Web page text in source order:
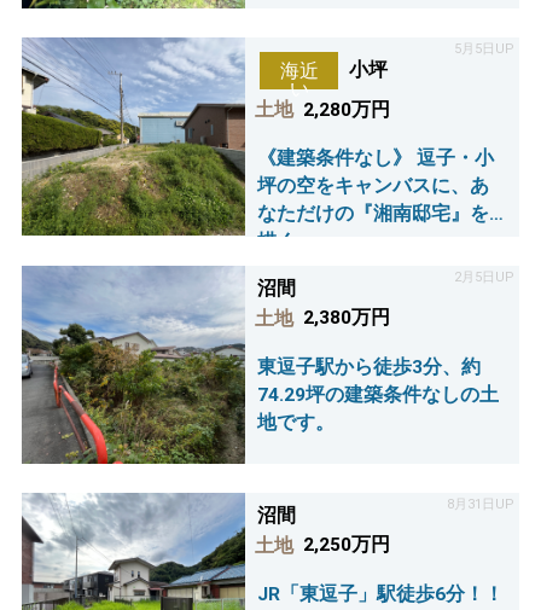
5月5日UP
海近
い
小坪
土地 2,280万円
《建築条件なし》 逗子・小
坪の空をキャンバスに、あ
なただけの『湘南邸宅』を
描く。
2月5日UP
沼間
土地 2,380万円
東逗子駅から徒歩3分、約
74.29坪の建築条件なしの土
地です。
8月31日UP
沼間
土地 2,250万円
JR「東逗子」駅徒歩6分！！